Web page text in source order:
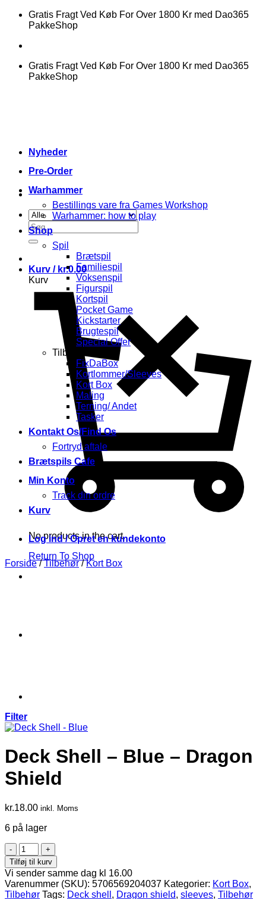
FortsætGratis Fragt Ved Køb For Over 1800 Kr med Dao365
PakkeShop
Gratis Fragt Ved Køb For Over 1800 Kr med Dao365
PakkeShop
Søg
efter:
Kurv / kr.0.00
Kurv
No products in the cart.
Return To Shop
Nyheder
Pre-Order
Warhammer
Bestillings vare fra Games Workshop
Warhammer: how to play
Shop
Spil
Brætspil
Familiespil
Voksenspil
Figurspil
Kortspil
Pocket Game
Kickstarter
Brugtespil
Special Offer
Tilbehør
FixDaBox
Kortlommer/Sleeves
Kort Box
Maling
Terning/ Andet
Tasker
Kontakt Os/Find Os
Fortryd aftale
Brætspils Cafe
Min Konto
Track din ordre
Kurv
Log ind / Opret en kundekonto
Forside / Tilbehør / Kort Box
Filter
Deck Shell – Blue – Dragon
Shield
kr.18.00 inkl. Moms
6 på lager
Deck
Shell
-
Blue
-
Tilføj til kurv
Vi sender samme dag kl 16.00
Varenummer (SKU): 5706569204037 Kategorier: Kort Box,
Tilbehør Tags: Deck shell , Dragon shield, sleeves, Tilbehør